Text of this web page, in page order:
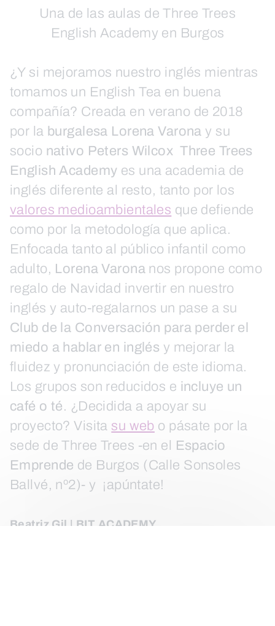
Una de las aulas de Three Trees
English Academy en Burgos
¿Y si mejoramos nuestro inglés mientras
tomamos un English Tea en buena
compañía? Creada en verano de 2018
por la burgalesa Lorena Varona y su
socio nativo Peters Wilcox Three Trees
English Academy es una academia de
inglés diferente al resto, tanto por los
valores medioambientales que defiende
como por la metodología que aplica.
Enfocada tanto al público infantil como
adulto, Lorena Varona nos propone como
regalo de Navidad invertir en nuestro
inglés y auto-regalarnos un pase a su
Club de la Conversación para perder el
miedo a hablar en inglés y mejorar la
fluidez y pronunciación de este idioma.
Los grupos son reducidos e incluye un
café o té. ¿Decidida a apoyar su
proyecto? Visita su web o pásate por la
sede de Three Trees -en el Espacio
Emprende de Burgos (Calle Sonsoles
Ballvé, nº2)- y ¡apúntate!
Beatriz Gil | BIT ACADEMY